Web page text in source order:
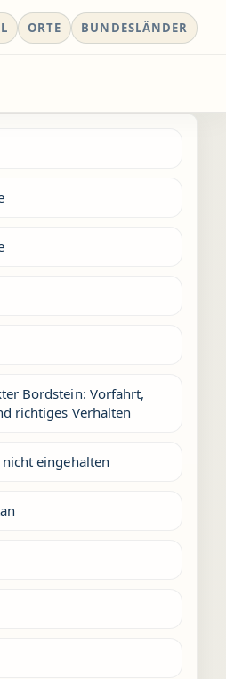
ORTE BUNDESLÄNDER
Bordstein: Vorfahrt,
richtiges Verhalten
eingehalten